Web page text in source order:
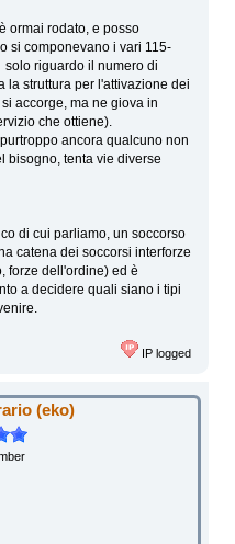
ormai rodato, e posso
si componevano i vari 115-
riguardo il numero di
la struttura per l'attivazione dei
accorge, ma ne giova in
che ottiene).
ancora qualcuno non
bisogno, tenta vie diverse
di cui parliamo, un soccorso
catena dei soccorsi interforze
forze dell'ordine) ed è
a decidere quali siano i tipi
IP logged
(eko)